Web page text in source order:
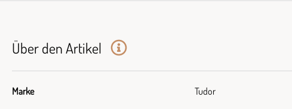
Über den Artikel
Marke Tudor